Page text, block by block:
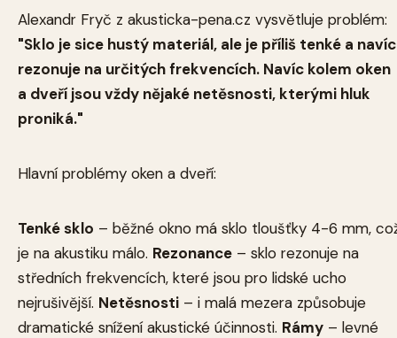
Alexandr Fryč z akusticka-pena.cz vysvětluje problém:
"Sklo je sice hustý materiál, ale je příliš tenké a navíc
rezonuje na určitých frekvencích. Navíc kolem oken
a dveří jsou vždy nějaké netěsnosti, kterými hluk
proniká."
Hlavní problémy oken a dveří:
Tenké sklo – běžné okno má sklo tloušťky 4-6 mm,
je na akustiku málo. Rezonance – sklo rezonuje na
středních frekvencích, které jsou pro lidské ucho
nejrušivější. Netěsnosti – i malá mezera způsobuje
dramatické snížení akustické účinnosti. Rámy – levné